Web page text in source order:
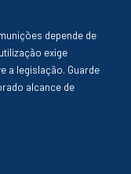
depende de
exige
a legislação. Guarde
alcance de